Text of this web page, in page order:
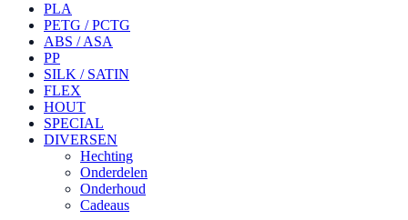
PLA
PETG / PCTG
ABS / ASA
PP
SILK / SATIN
FLEX
HOUT
SPECIAL
DIVERSEN
Hechting
Onderdelen
Onderhoud
Cadeaus